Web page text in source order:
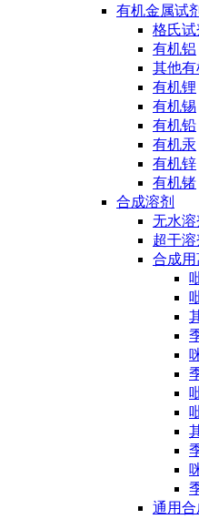
有机金属试剂
格氏试
有机铝
其他有
有机锂
有机锡
有机铅
有机汞
有机锌
有机锗
合成溶剂
无水溶
超干溶
合成
通用合